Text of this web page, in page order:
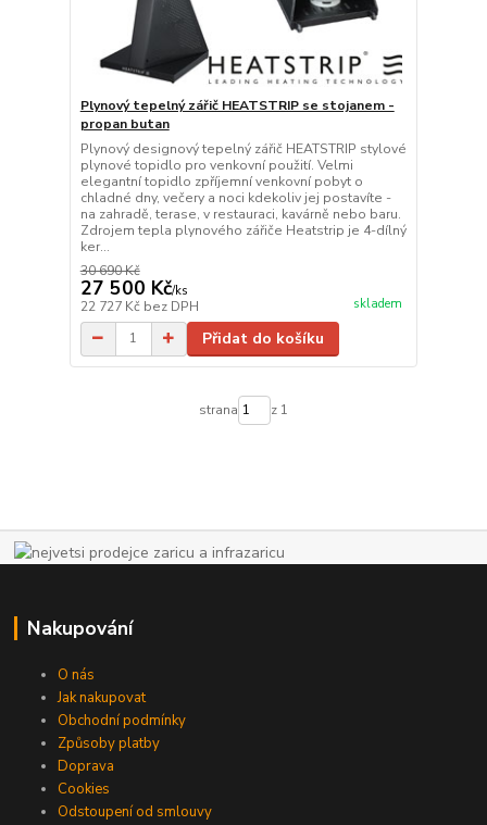
Plynový tepelný zářič HEATSTRIP se stojanem -
propan butan
Plynový designový tepelný zářič HEATSTRIP stylové
plynové topidlo pro venkovní použití. Velmi
elegantní topidlo zpříjemní venkovní pobyt o
chladné dny, večery a noci kdekoliv jej postavíte -
na zahradě, terase, v restauraci, kavárně nebo baru.
Zdrojem tepla plynového zářiče Heatstrip je 4-dílný
ker...
30 690 Kč
27 500 Kč/ks
22 727 Kč bez DPH skladem
Přidat do košíku
strana z 1
Nakupování
O nás
Jak nakupovat
Obchodní podmínky
Způsoby platby
Doprava
Cookies
Odstoupení od smlouvy